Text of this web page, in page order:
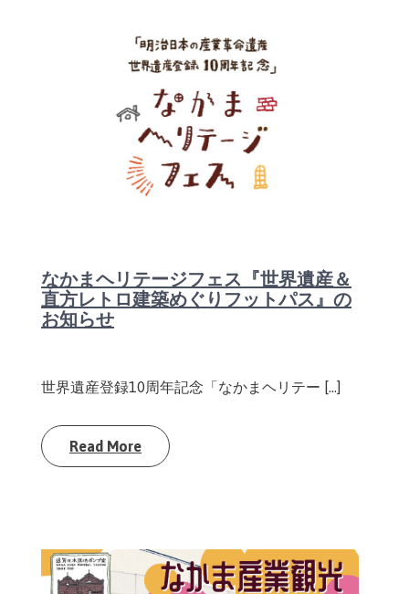
なかまヘリテージフェス『世界遺産＆
直方レトロ建築めぐりフットパス』の
お知らせ
世界遺産登録10周年記念「なかまヘリテー […]
Read More